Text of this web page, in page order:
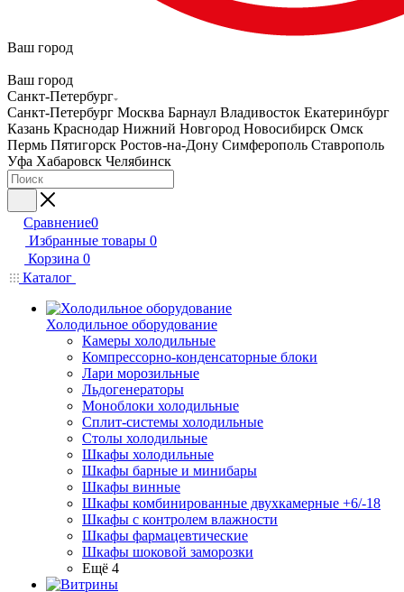
Ваш город
Ваш город
Санкт-Петербург
Санкт-Петербург Москва Барнаул Владивосток Екатеринбург
Казань Краснодар Нижний Новгород Новосибирск Омск
Пермь Пятигорск Ростов-на-Дону Симферополь Ставрополь
Уфа Хабаровск Челябинск
Сравнение0
Избранные товары 0
Корзина 0
Каталог
Холодильное оборудование
Камеры холодильные
Компрессорно-конденсаторные блоки
Лари морозильные
Льдогенераторы
Моноблоки холодильные
Сплит-системы холодильные
Столы холодильные
Шкафы холодильные
Шкафы барные и минибары
Шкафы винные
Шкафы комбинированные двухкамерные +6/-18
Шкафы с контролем влажности
Шкафы фармацевтические
Шкафы шоковой заморозки
Ещё 4